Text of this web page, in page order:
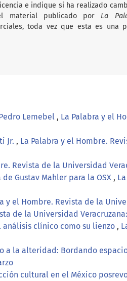
e indique si ha realizado
material publicado por La
toda vez que esta es una
Lemebel , La Palabra y el
Jr. , La Palabra y el Hombre.
Revista de la Universidad
Gustav Mahler para la OSX ,
y el Hombre. Revista de la
de la Universidad
clínico como su lienzo ,
a la alteridad: Bordando
cultural en el México